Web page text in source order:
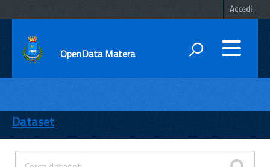
Accedi
OpenData Matera
ENTI
TEMI
INFORMAZIONI
Dataset